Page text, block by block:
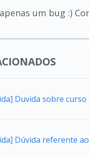
um bug :)
Duvida sobre curso
Dúvida referente